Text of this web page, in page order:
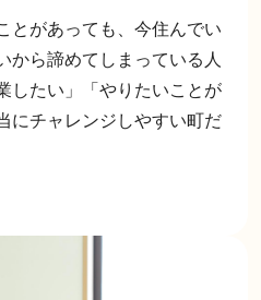
とがあっても、今住んでい
から諦めてしまっている人
したい」「やりたいことが
にチャレンジしやすい町だ